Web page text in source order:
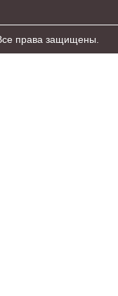
права защищены.